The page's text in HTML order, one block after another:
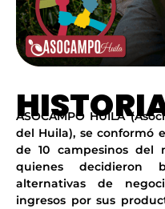
ASOCAMPO HUILA
del Huila), se conformó
de 10 campesinos del
quienes decidieron
alternativas de
ingresos por sus